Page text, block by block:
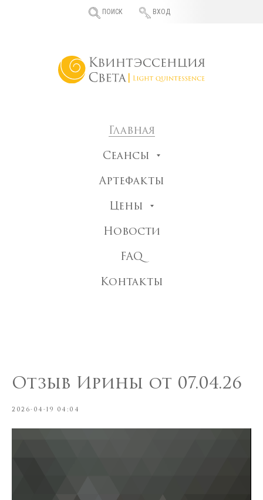
ПОИСК ВХОД
Главная
Сеансы
Артефакты
Цены
Новости
FAQ
Контакты
Отзыв Ирины от 07.04.26
2026-04-19 04:04